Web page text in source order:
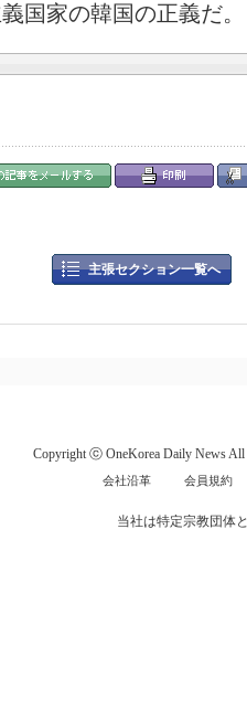
国家の韓国の正義だ。
主張セクション一覧へ
Copyright ⓒ OneKorea Daily News All
会社沿革 会員規約
当社は特定宗教団体